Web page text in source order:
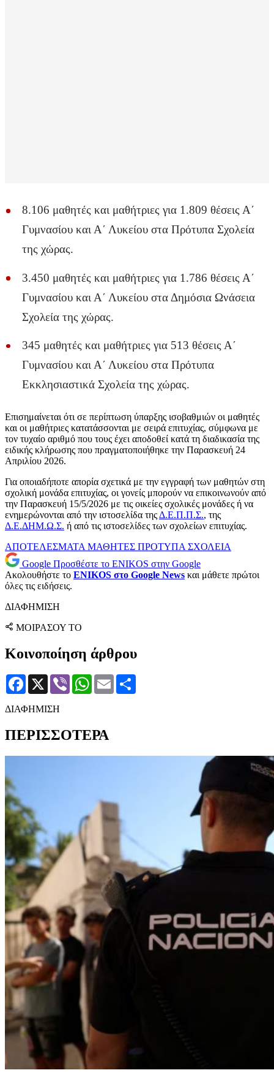
8.106 μαθητές και μαθήτριες για 1.809 θέσεις Α΄
Γυμνασίου και Α΄ Λυκείου στα Πρότυπα Σχολεία
της χώρας.
3.450 μαθητές και μαθήτριες για 1.786 θέσεις Α΄
Γυμνασίου και Α΄ Λυκείου στα Δημόσια Ωνάσεια
Σχολεία της χώρας.
345 μαθητές και μαθήτριες για 513 θέσεις Α΄
Γυμνασίου και Α΄ Λυκείου στα Πρότυπα
Εκκλησιαστικά Σχολεία της χώρας.
Επισημαίνεται ότι σε περίπτωση ύπαρξης ισοβαθμιών οι μαθητές
και οι μαθήτριες κατατάσσονται με σειρά επιτυχίας, σύμφωνα με
τον τυχαίο αριθμό που τους έχει αποδοθεί κατά τη διαδικασία της
ειδικής κλήρωσης που πραγματοποιήθηκε την Παρασκευή 24
Απριλίου 2026.
Για οποιαδήποτε απορία σχετικά με την εγγραφή των μαθητών στη
σχολική μονάδα επιτυχίας, οι γονείς μπορούν να επικοινωνούν από
την Παρασκευή 15/5/2026 με τις οικείες σχολικές μονάδες ή να
ενημερώνονται από την ιστοσελίδα της Δ.Ε.Π.Π.Σ., της
Δ.Ε.ΔΗΜ.Ω.Σ. ή από τις ιστοσελίδες των σχολείων επιτυχίας.
ΑΠΟΤΕΛΕΣΜΑΤΑ ΜΑΘΗΤΕΣ ΠΡΟΤΥΠΑ ΣΧΟΛΕΙΑ
Google Προσθέστε το ENIKOS στην Google
Ακολουθήστε το ENIKOS στο Google News και μάθετε πρώτοι
όλες τις ειδήσεις.
ΔΙΑΦΗΜΙΣΗ
ΜΟΙΡΑΣΟΥ ΤΟ
Κοινοποίηση άρθρου
Facebook
X Viber WhatsApp
Email
ΔΙΑΦΗΜΙΣΗ
ΠΕΡΙΣΣΟΤΕΡΑ